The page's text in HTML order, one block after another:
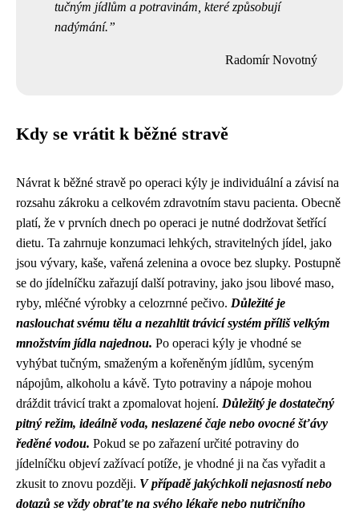
tučným jídlům a potravinám, které způsobují
nadýmání.
Radomír Novotný
Kdy se vrátit k běžné stravě
Návrat k běžné stravě po operaci kýly je individuální a závisí na
rozsahu zákroku a celkovém zdravotním stavu pacienta. Obecně
platí, že v prvních dnech po operaci je nutné dodržovat šetřící
dietu. Ta zahrnuje konzumaci lehkých, stravitelných jídel, jako
jsou vývary, kaše, vařená zelenina a ovoce bez slupky. Postupně
se do jídelníčku zařazují další potraviny, jako jsou libové maso,
ryby, mléčné výrobky a celozrnné pečivo. Důležité je
naslouchat svému tělu a nezahltit trávicí systém příliš velkým
množstvím jídla najednou. Po operaci kýly je vhodné se
vyhýbat tučným, smaženým a kořeněným jídlům, syceným
nápojům, alkoholu a kávě. Tyto potraviny a nápoje mohou
dráždit trávicí trakt a zpomalovat hojení. Důležitý je dostatečný
pitný režim, ideálně voda, neslazené čaje nebo ovocné šťávy
ředěné vodou. Pokud se po zařazení určité potraviny do
jídelníčku objeví zažívací potíže, je vhodné ji na čas vyřadit a
zkusit to znovu později. V případě jakýchkoli nejasností nebo
dotazů se vždy obraťte na svého lékaře nebo nutričního